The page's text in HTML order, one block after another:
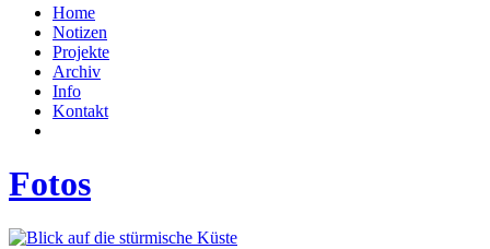
Home
Notizen
Projekte
Archiv
Info
Kontakt
Fotos